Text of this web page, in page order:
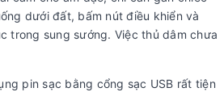
dưới đất, bấm nút điều khiển và
trong sung sướng. Việc thủ dâm chưa
pin sạc bằng cổng sạc USB rất tiện